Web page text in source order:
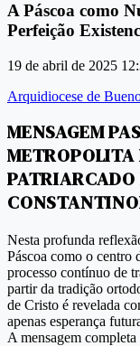
A Páscoa como
Perfeição
19 de abril de 2025
Arquidiocese de
MENSAGEM
Nesta profunda
Páscoa como o centro
processo contínuo de
partir da tradição
de Cristo é revelada
apenas esperança
A mensagem